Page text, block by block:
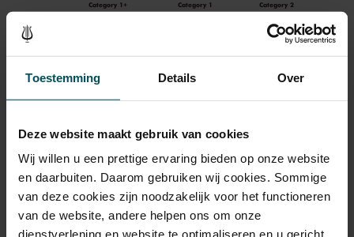
Toestemming Details Over
Deze website maakt gebruik van cookies
Wij willen u een prettige ervaring bieden op onze website
en daarbuiten. Daarom gebruiken wij cookies. Sommige
van deze cookies zijn noodzakelijk voor het functioneren
van de website, andere helpen ons om onze
dienstverlening en website te optimaliseren en u gericht
Category 1+ Category 1 Category 2
Standaard
30 years of age? Sprint tickets are available 4 hours in
about sprint tickets<
Prices do not include transaction fee: € 5 per order.